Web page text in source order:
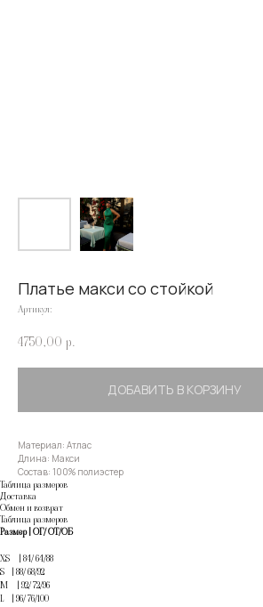
Платье макси со стойкой
Артикул:
4750,00 р.
ДОБАВИТЬ В КОРЗИНУ
Материал: Атлас
Длина: Макси
Состав: 100% полиэстер
Таблица размеров
Доставка
Обмен и возврат
Таблица размеров
Размер | ОГ/ ОТ/ОБ
XS | 84/ 64/88
S | 88/ 68/92
M | 92/ 72/96
L | 96/ 76/100